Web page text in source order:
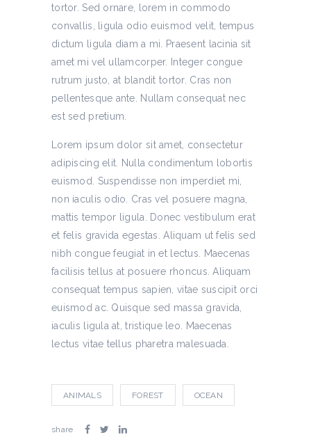
tortor. Sed ornare, lorem in commodo
convallis, ligula odio euismod velit, tempus
dictum ligula diam a mi. Praesent lacinia sit
amet mi vel ullamcorper. Integer congue
rutrum justo, at blandit tortor. Cras non
pellentesque ante. Nullam consequat nec
est sed pretium.
Lorem ipsum dolor sit amet, consectetur
adipiscing elit. Nulla condimentum lobortis
euismod. Suspendisse non imperdiet mi,
non iaculis odio. Cras vel posuere magna,
mattis tempor ligula. Donec vestibulum erat
et felis gravida egestas. Aliquam ut felis sed
nibh congue feugiat in et lectus. Maecenas
facilisis tellus at posuere rhoncus. Aliquam
consequat tempus sapien, vitae suscipit orci
euismod ac. Quisque sed massa gravida,
iaculis ligula at, tristique leo. Maecenas
lectus vitae tellus pharetra malesuada.
ANIMALS FOREST OCEAN
share